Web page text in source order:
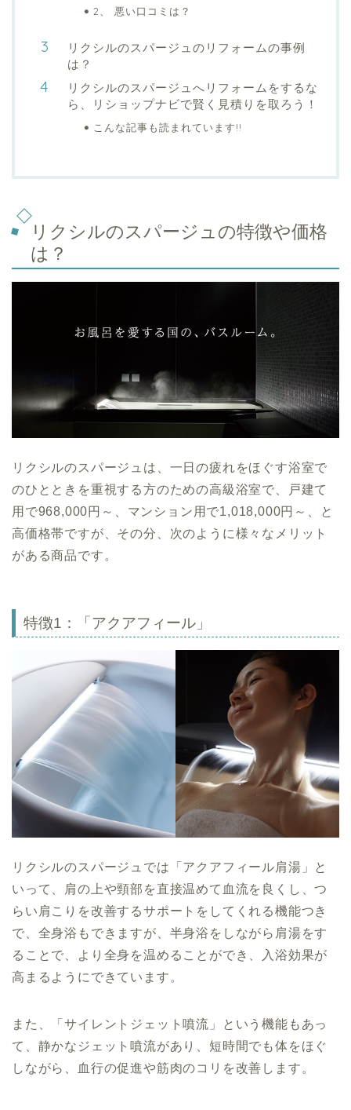
2、 悪い口コミは？
リクシルのスパージュのリフォームの事例
は？
リクシルのスパージュへリフォームをするな
ら、リショップナビで賢く見積りを取ろう！
こんな記事も読まれています!!
リクシルのスパージュの特徴や価格
は？
リクシルのスパージュは、一日の疲れをほぐす浴室で
のひとときを重視する方のための高級浴室で、戸建て
用で968,000円～、マンション用で1,018,000円～、と
高価格帯ですが、その分、次のように様々なメリット
がある商品です。
特徴1：「アクアフィール」
リクシルのスパージュでは「アクアフィール肩湯」と
いって、肩の上や頸部を直接温めて血流を良くし、つ
らい肩こりを改善するサポートをしてくれる機能つき
で、全身浴もできますが、半身浴をしながら肩湯をす
ることで、より全身を温めることができ、入浴効果が
高まるようにできています。
また、「サイレントジェット噴流」という機能もあっ
て、静かなジェット噴流があり、短時間でも体をほぐ
しながら、血行の促進や筋肉のコリを改善します。